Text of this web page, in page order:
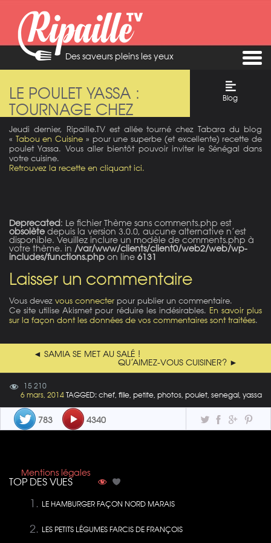
Des saveurs pleins les yeux
LE POULET YASSA :
TOURNAGE CHEZ
TABARA
Blog
Jeudi dernier, Ripaille.TV est allée tourné chez Tabara du blog
« Tabou en Cuisine » pour une superbe (et excellente) recette de
poulet Yassa. Vous aller bientôt pouvoir inviter le Sénégal dans
votre cuisine.
Retrouvez la recette en cliquant ici.
Deprecated: Le fichier Thème sans comments.php est
obsolète depuis la version 3.0.0, aucune alternative n’est
disponible. Veuillez inclure un modèle de comments.php à
votre thème. in /var/www/clients/client0/web2/web/wp-
includes/functions.php on line 6131
Laisser un commentaire
Vous devez vous connecter pour publier un commentaire.
Ce site utilise Akismet pour réduire les indésirables. En savoir plus
sur la façon dont les données de vos commentaires sont traitées.
◄ SAMIA SE MET AU SALÉ !
QU’AIMEZ-VOUS CUISINER? ►
15 210
6 mars, 2014 TAGGED: chef, fille, petite, photos, poulet, senegal, yassa
783 4340
Mentions légales
TOP DES VUES
LE HAMBURGER FAÇON NORD MARAIS
LES PETITS LÉGUMES FARCIS DE FRANÇOIS